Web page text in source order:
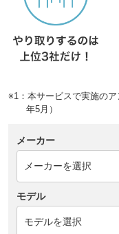
※1：本サービスで実施の
年5月）
メーカー
モデル